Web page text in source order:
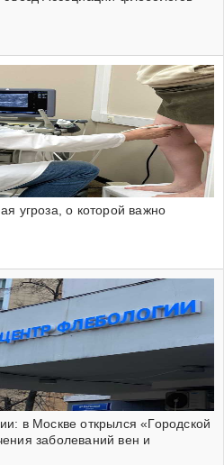
угроза, о которой важно
в Москве открылся «Городской
заболеваний вен и